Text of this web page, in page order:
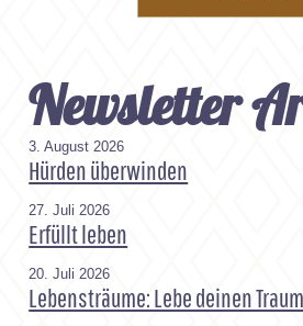
Newsletter
3. August 2026
Hürden überwinden
27. Juli 2026
Erfüllt leben
20. Juli 2026
Lebensträume: Lebe deinen Traum